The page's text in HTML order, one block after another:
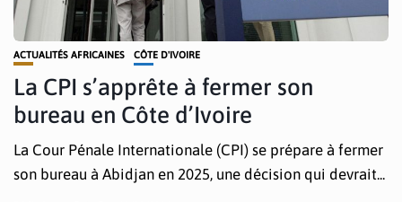
ACTUALITÉS AFRICAINES CÔTE D'IVOIRE
La CPI s’apprête à fermer son
bureau en Côte d’Ivoire
La Cour Pénale Internationale (CPI) se prépare à fermer
son bureau à Abidjan en 2025, une décision qui devrait...